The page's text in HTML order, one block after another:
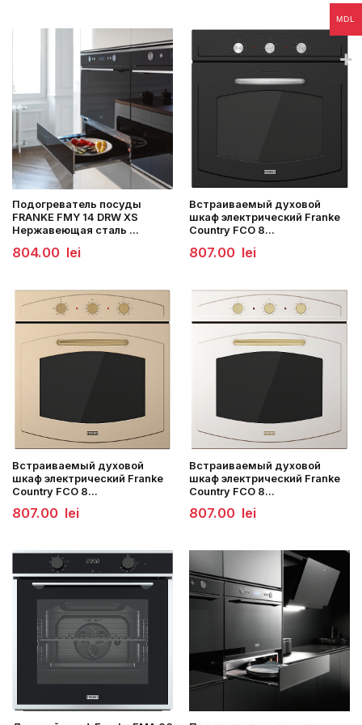
lei.
Подогреватель посуды
FRANKE FMY 14 DRW XS
Нержавеющая сталь ...
804.00 lei
Встраиваемый духовой
шкаф электрический Franke
Country FCO 8...
807.00 lei
Встраиваемый духовой
шкаф электрический Franke
Country FCO 8...
807.00 lei
Встраиваемый духовой
шкаф электрический Franke
Country FCO 8...
807.00 lei
MDL